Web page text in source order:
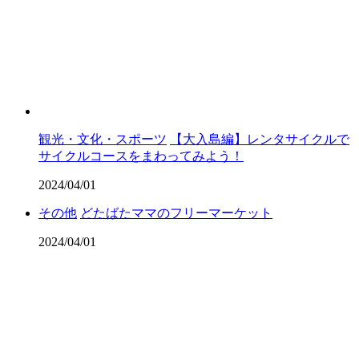
観光・文化・スポーツ
【大入島編】レンタサイクルで
サイクルコースをまわってみよう！
2024/04/01
その他 どたばたママのフリーマーケット
2024/04/01